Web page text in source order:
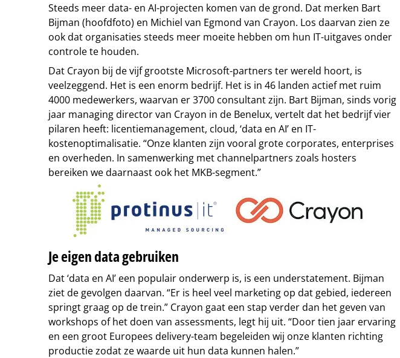
Steeds meer data- en AI-projecten komen van de grond. Dat merken Bart
Bijman (hoofdfoto) en Michiel van Egmond van Crayon. Los daarvan zien ze
ook dat organisaties steeds meer moeite hebben om hun IT-uitgaves onder
controle te houden.
Dat Crayon bij de vijf grootste Microsoft-partners ter wereld hoort, is
veelzeggend. Het is een enorm bedrijf. Het is in 46 landen actief met ruim
4000 medewerkers, waarvan er 3700 consultant zijn. Bart Bijman, sinds vorig
jaar managing director van Crayon in de Benelux, vertelt dat het bedrijf vier
pilaren heeft: licentiemanagement, cloud, ‘data en AI’ en IT-
kostenoptimalisatie. “Onze klanten zijn vooral grote corporates, enterprises
en overheden. In samenwerking met channelpartners zoals hosters
bereiken we daarnaast ook het MKB-segment.”
Je eigen data gebruiken
Dat ‘data en AI’ een populair onderwerp is, is een understatement. Bijman
ziet de gevolgen daarvan. “Er is heel veel marketing op dat gebied, iedereen
springt graag op de trein.” Crayon gaat een stap verder dan het geven van
workshops of het doen van assessments, legt hij uit. “Door tien jaar ervaring
en een groot Europees delivery-team begeleiden wij onze klanten richting
productie zodat ze waarde uit hun data kunnen halen.”